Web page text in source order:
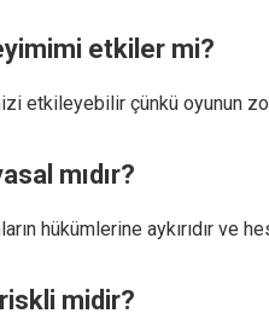
etkiler mi?
etkileyebilir çünkü oyunun
mıdır?
hükümlerine aykırıdır ve
midir?